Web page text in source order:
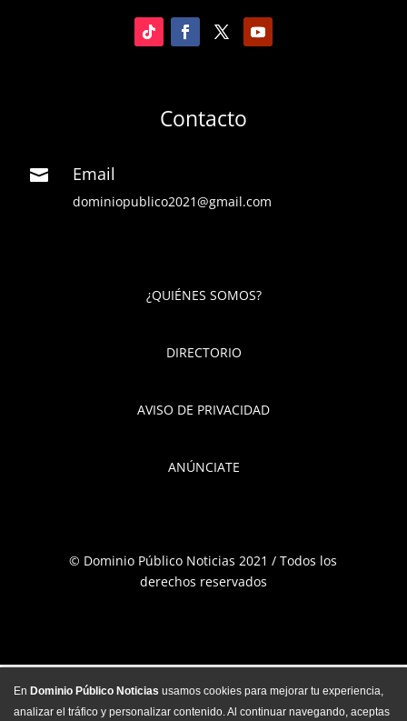
Contacto
 Email
dominiopublico2021@gmail.com
¿QUIÉNES SOMOS?
DIRECTORIO
AVISO DE PRIVACIDAD
ANÚNCIATE
© Dominio Público Noticias 2021 / Todos los
derechos reservados
En Dominio Público Noticias usamos cookies para mejorar tu experiencia,
analizar el tráfico y personalizar contenido. Al continuar navegando, aceptas